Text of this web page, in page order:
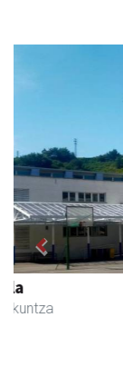
Sahatsa
Amasa-Villabona
Previous